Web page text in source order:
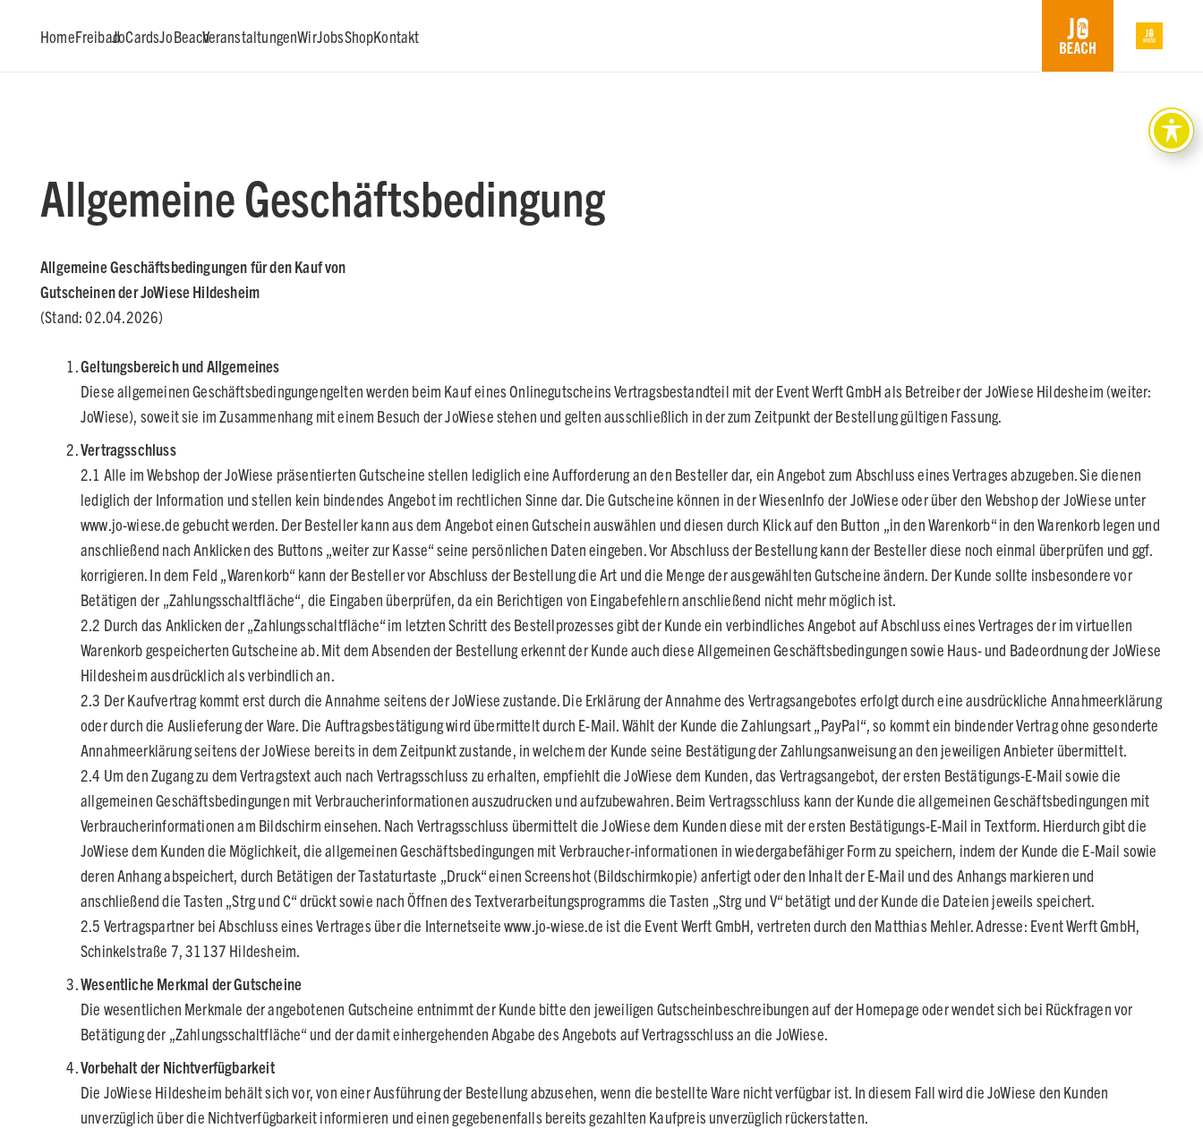
HomeFreibadJoCardsJoBeachVeranstaltungenWirJobsShopKontakt
Allgemeine Geschäftsbedingung
Allgemeine Geschäftsbedingungen für den Kauf von
Gutscheinen der JoWiese Hildesheim
(Stand: 02.04.2026)
Geltungsbereich und Allgemeines
Diese allgemeinen Geschäftsbedingungengelten werden beim Kauf eines Onlinegutscheins Vertragsbestandteil mit der Event Werft GmbH als Betreiber der JoWiese Hildesheim (weiter:
JoWiese), soweit sie im Zusammenhang mit einem Besuch der JoWiese stehen und gelten ausschließlich in der zum Zeitpunkt der Bestellung gültigen Fassung.
Vertragsschluss
2.1 Alle im Webshop der JoWiese präsentierten Gutscheine stellen lediglich eine Aufforderung an den Besteller dar, ein Angebot zum Abschluss eines Vertrages abzugeben. Sie dienen
lediglich der Information und stellen kein bindendes Angebot im rechtlichen Sinne dar. Die Gutscheine können in der WiesenInfo der JoWiese oder über den Webshop der JoWiese unter
www.jo-wiese.de gebucht werden. Der Besteller kann aus dem Angebot einen Gutschein auswählen und diesen durch Klick auf den Button „in den Warenkorb“ in den Warenkorb legen und
anschließend nach Anklicken des Buttons „weiter zur Kasse“ seine persönlichen Daten eingeben. Vor Abschluss der Bestellung kann der Besteller diese noch einmal überprüfen und ggf.
korrigieren. In dem Feld „Warenkorb“ kann der Besteller vor Abschluss der Bestellung die Art und die Menge der ausgewählten Gutscheine ändern. Der Kunde sollte insbesondere vor
Betätigen der „Zahlungsschaltfläche“, die Eingaben überprüfen, da ein Berichtigen von Eingabefehlern anschließend nicht mehr möglich ist.
2.2 Durch das Anklicken der „Zahlungsschaltfläche“ im letzten Schritt des Bestellprozesses gibt der Kunde ein verbindliches Angebot auf Abschluss eines Vertrages der im virtuellen
Warenkorb gespeicherten Gutscheine ab. Mit dem Absenden der Bestellung erkennt der Kunde auch diese Allgemeinen Geschäftsbedingungen sowie Haus- und Badeordnung der JoWiese
Hildesheim ausdrücklich als verbindlich an.
2.3 Der Kaufvertrag kommt erst durch die Annahme seitens der JoWiese zustande. Die Erklärung der Annahme des Vertragsangebotes erfolgt durch eine ausdrückliche Annahmeerklärung
oder durch die Auslieferung der Ware. Die Auftragsbestätigung wird übermittelt durch E-Mail. Wählt der Kunde die Zahlungsart „PayPal“, so kommt ein bindender Vertrag ohne gesonderte
Annahmeerklärung seitens der JoWiese bereits in dem Zeitpunkt zustande, in welchem der Kunde seine Bestätigung der Zahlungsanweisung an den jeweiligen Anbieter übermittelt.
2.4 Um den Zugang zu dem Vertragstext auch nach Vertragsschluss zu erhalten, empfiehlt die JoWiese dem Kunden, das Vertragsangebot, der ersten Bestätigungs-E-Mail sowie die
allgemeinen Geschäftsbedingungen mit Verbraucherinformationen auszudrucken und aufzubewahren. Beim Vertragsschluss kann der Kunde die allgemeinen Geschäftsbedingungen mit
Verbraucherinformationen am Bildschirm einsehen. Nach Vertragsschluss übermittelt die JoWiese dem Kunden diese mit der ersten Bestätigungs-E-Mail in Textform. Hierdurch gibt die
JoWiese dem Kunden die Möglichkeit, die allgemeinen Geschäftsbedingungen mit Verbraucher-informationen in wiedergabefähiger Form zu speichern, indem der Kunde die E-Mail sowie
deren Anhang abspeichert, durch Betätigen der Tastaturtaste „Druck“ einen Screenshot (Bildschirmkopie) anfertigt oder den Inhalt der E-Mail und des Anhangs markieren und
anschließend die Tasten „Strg und C“ drückt sowie nach Öffnen des Textverarbeitungsprogramms die Tasten „Strg und V“ betätigt und der Kunde die Dateien jeweils speichert.
2.5 Vertragspartner bei Abschluss eines Vertrages über die Internetseite www.jo-wiese.de ist die Event Werft GmbH, vertreten durch den Matthias Mehler. Adresse: Event Werft GmbH,
Schinkelstraße 7, 31137 Hildesheim.
Wesentliche Merkmal der Gutscheine
Die wesentlichen Merkmale der angebotenen Gutscheine entnimmt der Kunde bitte den jeweiligen Gutscheinbeschreibungen auf der Homepage oder wendet sich bei Rückfragen vor
Betätigung der „Zahlungsschaltfläche“ und der damit einhergehenden Abgabe des Angebots auf Vertragsschluss an die JoWiese.
Vorbehalt der Nichtverfügbarkeit
Die JoWiese Hildesheim behält sich vor, von einer Ausführung der Bestellung abzusehen, wenn die bestellte Ware nicht verfügbar ist. In diesem Fall wird die JoWiese den Kunden
unverzüglich über die Nichtverfügbarkeit informieren und einen gegebenenfalls bereits gezahlten Kaufpreis unverzüglich rückerstatten.